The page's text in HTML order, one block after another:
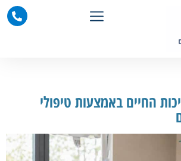
החיים באמצעות טיפולי